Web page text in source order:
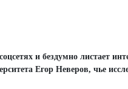
и бездумно листает
Егор Неверов, чье